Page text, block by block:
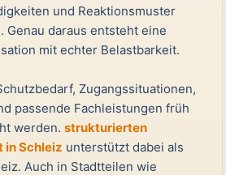
und Reaktionsmuster
Genau daraus entsteht eine
mit echter Belastbarkeit.
Zugangssituationen,
passende Fachleistungen früh
werden. strukturierten
in Schleiz unterstützt dabei als
Auch in Stadtteilen wie